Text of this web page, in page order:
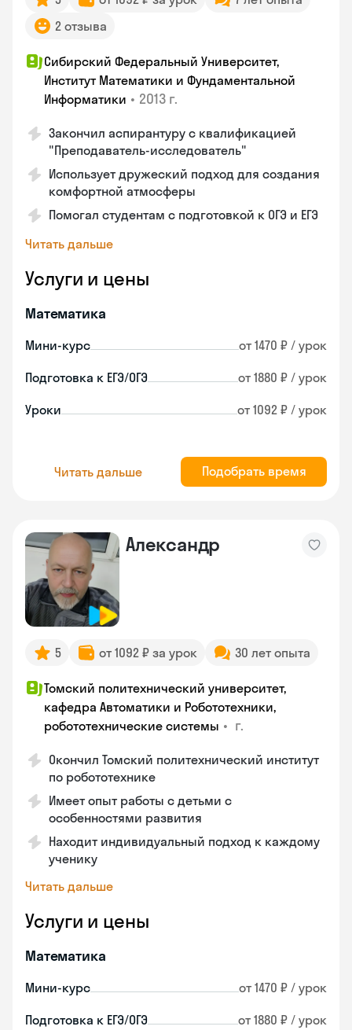
2 отзыва
Сибирский Федеральный Университет,
Институт Математики и Фундаментальной
Информатики • 2013 г.
Закончил аспирантуру с квалификацией
"Преподаватель-исследователь"
Использует дружеский подход для создания
комфортной атмосферы
Помогал студентам с подготовкой к ОГЭ и ЕГЭ
Читать дальше
Услуги и цены
Математика
Мини-курс от 1470 ₽ / урок
Подготовка к ЕГЭ/ОГЭ от 1880 ₽ / урок
Уроки от 1092 ₽ / урок
Читать дальше Подобрать время
Александр
5 от 1092 ₽ за урок 30 лет опыта
Томский политехнический университет,
кафедра Автоматики и Робототехники,
робототехнические системы • г.
Окончил Томский политехнический институт
по робототехнике
Имеет опыт работы с детьми с
особенностями развития
Находит индивидуальный подход к каждому
ученику
Читать дальше
Услуги и цены
Математика
Мини-курс от 1470 ₽ / урок
Подготовка к ЕГЭ/ОГЭ от 1880 ₽ / урок